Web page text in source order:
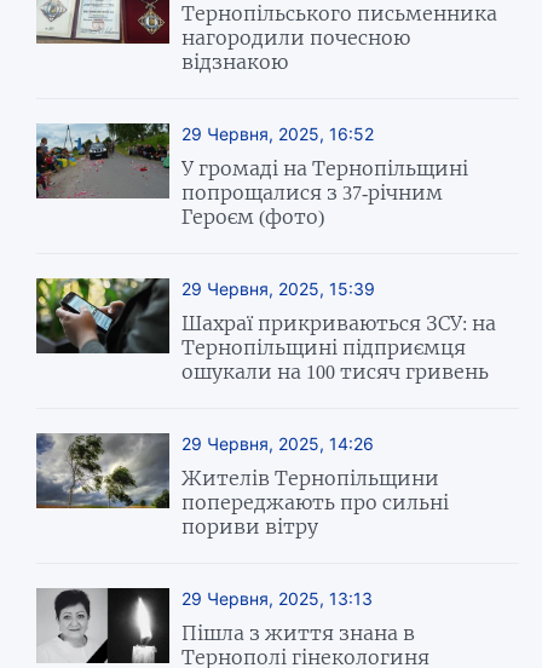
Тернопільського письменника
нагородили почесною
відзнакою
29 Червня, 2025, 16:52
У громаді на Тернопільщині
попрощалися з 37-річним
Героєм (фото)
29 Червня, 2025, 15:39
Шахраї прикриваються ЗСУ: на
Тернопільщині підприємця
ошукали на 100 тисяч гривень
29 Червня, 2025, 14:26
Жителів Тернопільщини
попереджають про сильні
пориви вітру
29 Червня, 2025, 13:13
Пішла з життя знана в
Тернополі гінекологиня